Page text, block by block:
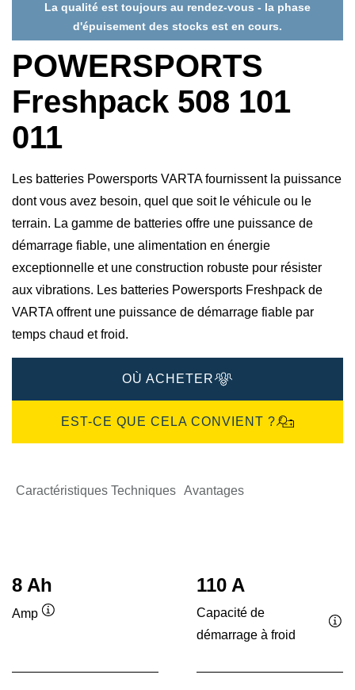
La qualité est toujours au rendez-vous - la phase
d'épuisement des stocks est en cours.
POWERSPORTS
Freshpack 508 101
011
Les batteries Powersports VARTA fournissent la puissance
dont vous avez besoin, quel que soit le véhicule ou le
terrain. La gamme de batteries offre une puissance de
démarrage fiable, une alimentation en énergie
exceptionnelle et une construction robuste pour résister
aux vibrations. Les batteries Powersports Freshpack de
VARTA offrent une puissance de démarrage fiable par
temps chaud et froid.
OÙ ACHETER
EST-CE QUE CELA CONVIENT ?
Caractéristiques Techniques Avantages
8 Ah
Amp
110 A
Capacité de
démarrage à froid